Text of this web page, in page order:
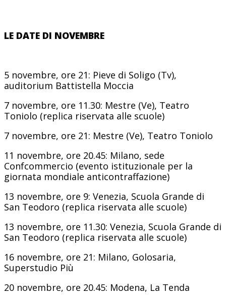
LE DATE DI NOVEMBRE
5 novembre, ore 21: Pieve di Soligo (Tv),
auditorium Battistella Moccia
7 novembre, ore 11.30: Mestre (Ve), Teatro
Toniolo (replica riservata alle scuole)
7 novembre, ore 21: Mestre (Ve), Teatro Toniolo
11 novembre, ore 20.45: Milano, sede
Confcommercio (evento istituzionale per la
giornata mondiale anticontraffazione)
13 novembre, ore 9: Venezia, Scuola Grande di
San Teodoro (replica riservata alle scuole)
13 novembre, ore 11.30: Venezia, Scuola Grande di
San Teodoro (replica riservata alle scuole)
16 novembre, ore 21: Milano, Golosaria,
Superstudio Più
20 novembre, ore 20.45: Modena, La Tenda